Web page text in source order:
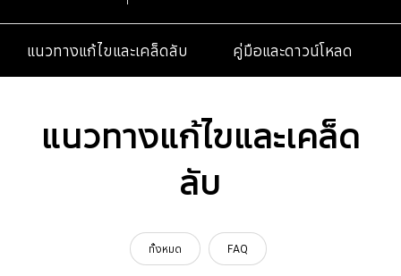
แนวทางแก้ไขและเคล็ดลับ คู่มือและดาวน์โหลด
แนวทางแก้ไขและเคล็ด
ลับ
ทั้งหมด FAQ